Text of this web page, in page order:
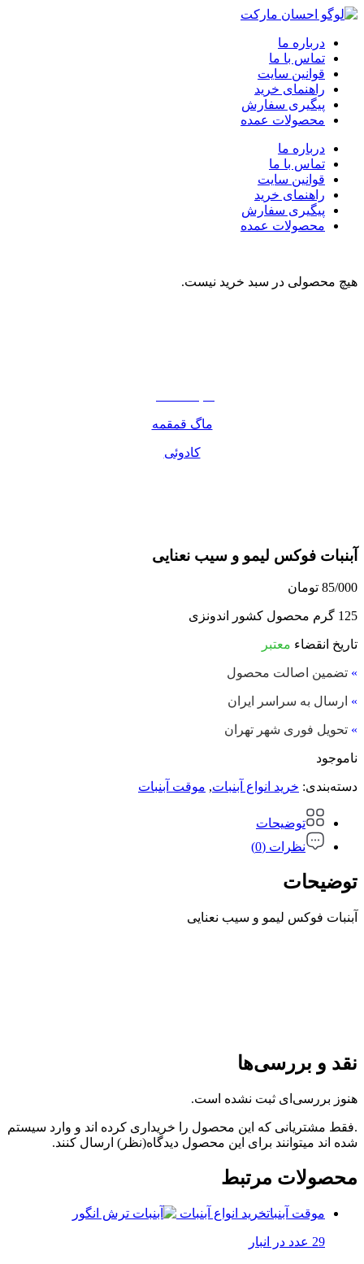
درباره ما
تماس با ما
قوانین سایت
راهنمای خرید
پیگیری سفارش
محصولات عمده
درباره ما
تماس با ما
قوانین سایت
راهنمای خرید
پیگیری سفارش
محصولات عمده
هیچ محصولی در سبد خرید نیست.
ماگ قمقمه
کادوئی
آبنبات فوکس لیمو و سیب نعنایی
85/000 تومان
125 گرم محصول کشور اندونزی
تاریخ انقضاء معتبر
» تضمین اصالت محصول
» ارسال به سراسر ایران
» تحویل فوری شهر تهران
ناموجود
دسته‌بندی: خرید انواع آبنبات, موقت آبنبات
توضیحات
نظرات (0)
توضیحات
آبنبات فوکس لیمو و سیب نعنایی
نقد و بررسی‌ها
هنوز بررسی‌ای ثبت نشده است.
.فقط مشتریانی که این محصول را خریداری کرده اند و وارد سیستم
شده اند میتوانند برای این محصول دیدگاه(نظر) ارسال کنند.
محصولات مرتبط
موقت آبنباتخرید انواع آبنبات
29 عدد در انبار